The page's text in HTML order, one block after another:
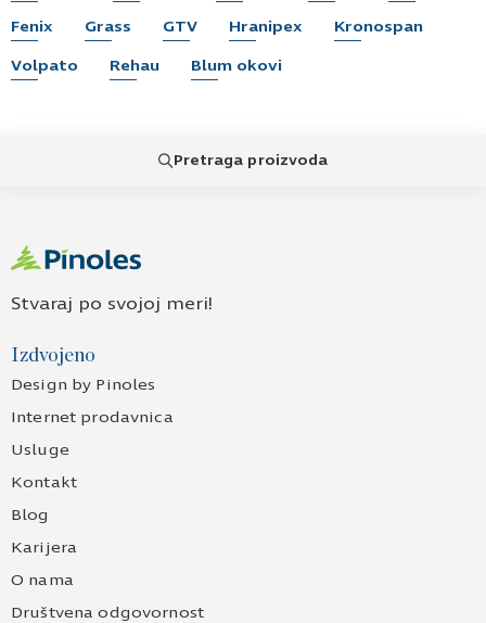
Fenix Grass GTV Hranipex Kronospan
Volpato Rehau Blum okovi
Pretraga proizvoda
Stvaraj po svojoj meri!
Izdvojeno
Design by Pinoles
Internet prodavnica
Usluge
Kontakt
Blog
Karijera
O nama
Društvena odgovornost